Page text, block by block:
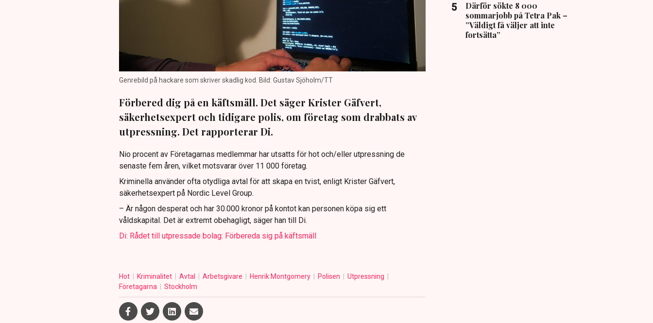
Genrebild på hackare som skriver skadlig kod. Bild: Gustav Sjöholm/TT
Förbered dig på en käftsmäll. Det säger Krister Gäfvert,
säkerhetsexpert och tidigare polis, om företag som drabbats av
utpressning. Det rapporterar Di.
Nio procent av Företagarnas medlemmar har utsatts för hot och/eller utpressning de
senaste fem åren, vilket motsvarar över 11 000 företag.
Kriminella använder ofta otydliga avtal för att skapa en tvist, enligt Krister Gäfvert,
säkerhetsexpert på Nordic Level Group.
– Är någon desperat och har 30.000 kronor på kontot kan personen köpa sig ett
våldskapital. Det är extremt obehagligt, säger han till Di.
Di: Rådet till utpressade bolag: Förbereda sig på käftsmäll
Hot Kriminalitet Avtal Arbetsgivare Henrik Montgomery Polisen
Utpressning
Företagarna
Stockholm
Därför sökte 8 000
sommarjobb på Tetra Pak –
”Väldigt få väljer att inte
fortsätta”